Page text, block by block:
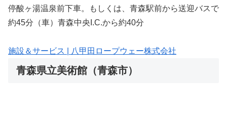
停酸ヶ湯温泉前下車。もしくは、青森駅前から送迎バスで
約45分（車）青森中央I.C.から約40分
施設＆サービス | 八甲田ロープウェー株式会社
青森県立美術館（青森市）